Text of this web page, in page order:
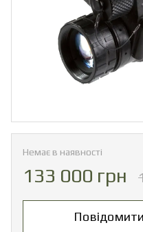
Немає в наявності
133 000 грн